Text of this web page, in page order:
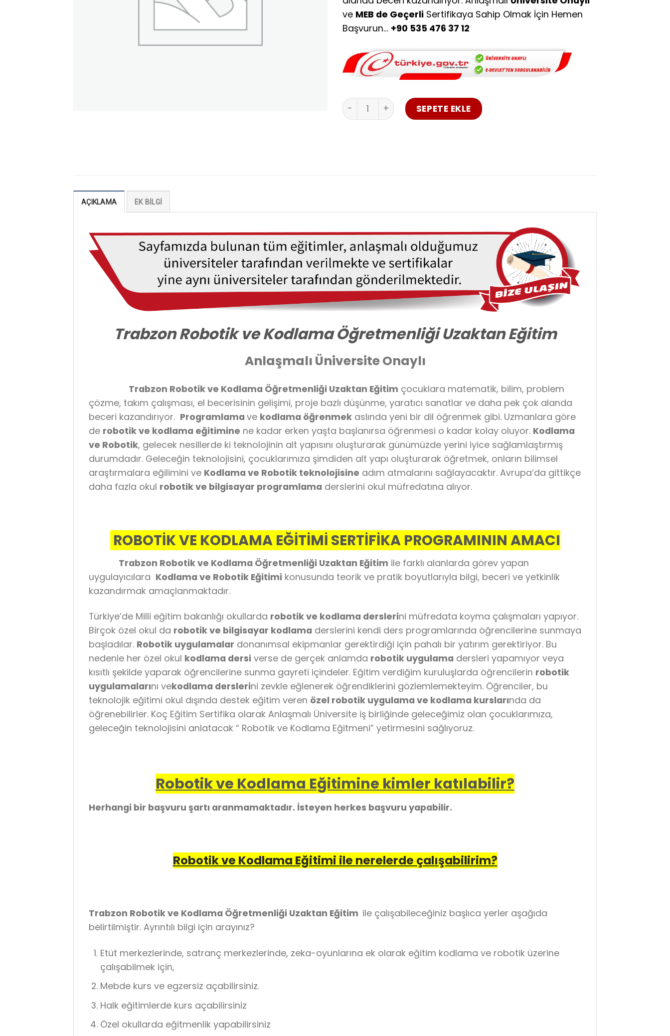
ve MEB de Geçerli Sertifikaya Sahip Olmak İçin Hemen
Başvurun… +90 535 476 37 12
Trabzon Robotik ve Kodlama Öğretmenliği Uzaktan Eğitim adet
SEPETE EKLE
AÇIKLAMA EK BILGI
Trabzon Robotik ve Kodlama Öğretmenliği Uzaktan Eğitim
Anlaşmalı Üniversite Onaylı
Trabzon Robotik ve Kodlama Öğretmenliği Uzaktan Eğitim çocuklara matematik, bilim, problem
çözme, takım çalışması, el becerisinin gelişimi, proje bazlı düşünme, yaratıcı sanatlar ve daha pek çok alanda
beceri kazandırıyor. Programlama ve kodlama öğrenmek aslında yeni bir dil öğrenmek gibi. Uzmanlara göre
de robotik ve kodlama eğitimine ne kadar erken yaşta başlanırsa öğrenmesi o kadar kolay oluyor. Kodlama
ve Robotik, gelecek nesillerde ki teknolojinin alt yapısını oluşturarak günümüzde yerini iyice sağlamlaştırmış
durumdadır. Geleceğin teknolojisini, çocuklarımıza şimdiden alt yapı oluşturarak öğretmek, onların bilimsel
araştırmalara eğilimini ve Kodlama ve Robotik teknolojisine adım atmalarını sağlayacaktır. Avrupa’da gittikçe
daha fazla okul robotik ve bilgisayar programlama derslerini okul müfredatına alıyor.
ROBOTİK VE KODLAMA EĞİTİMİ SERTİFİKA PROGRAMININ AMACI
Trabzon Robotik ve Kodlama Öğretmenliği Uzaktan Eğitim ile farklı alanlarda görev yapan
uygulayıcılara Kodlama ve Robotik Eğitimi konusunda teorik ve pratik boyutlarıyla bilgi, beceri ve yetkinlik
kazandırmak amaçlanmaktadır.
Türkiye’de Milli eğitim bakanlığı okullarda robotik ve kodlama derslerini müfredata koyma çalışmaları yapıyor.
Birçok özel okul da robotik ve bilgisayar kodlama derslerini kendi ders programlarında öğrencilerine sunmaya
başladılar. Robotik uygulamalar donanımsal ekipmanlar gerektirdiği için pahalı bir yatırım gerektiriyor. Bu
nedenle her özel okul kodlama dersi verse de gerçek anlamda robotik uygulama dersleri yapamıyor veya
kısıtlı şekilde yaparak öğrencilerine sunma gayreti içindeler. Eğitim verdiğim kuruluşlarda öğrencilerin robotik
uygulamalarını vekodlama derslerini zevkle eğlenerek öğrendiklerini gözlemlemekteyim. Öğrenciler, bu
teknolojik eğitimi okul dışında destek eğitim veren özel robotik uygulama ve kodlama kurslarında da
öğrenebilirler. Koç Eğitim Sertifika olarak Anlaşmalı Üniversite iş birliğinde geleceğimiz olan çocuklarımıza,
geleceğin teknolojisini anlatacak “ Robotik ve Kodlama Eğitmeni” yetirmesini sağlıyoruz.
Robotik ve Kodlama Eğitimine kimler katılabilir?
Herhangi bir başvuru şartı aranmamaktadır. İsteyen herkes başvuru yapabilir.
Robotik ve Kodlama Eğitimi ile nerelerde çalışabilirim?
Trabzon Robotik ve Kodlama Öğretmenliği Uzaktan Eğitim ile çalışabileceğiniz başlıca yerler aşağıda
belirtilmiştir. Ayrıntılı bilgi için arayınız?
Etüt merkezlerinde, satranç merkezlerinde, zeka-oyunlarına ek olarak eğitim kodlama ve robotik üzerine
çalışabilmek için,
Mebde kurs ve egzersiz açabilirsiniz.
Halk eğitimlerde kurs açabilirsiniz
Özel okullarda eğitmenlik yapabilirsiniz